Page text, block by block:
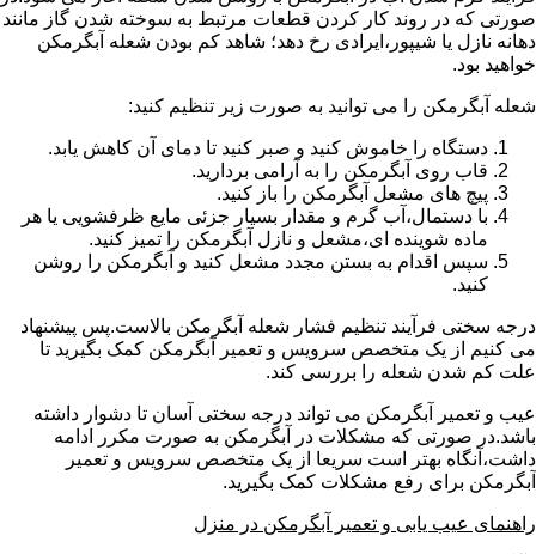
صورتی که در روند کار کردن قطعات مرتبط به سوخته شدن گاز مانند
دهانه نازل یا شیپور،ایرادی رخ دهد؛ شاهد کم بودن شعله آبگرمکن
خواهید بود.
شعله آبگرمکن را می توانید به صورت زیر تنظیم کنید:
دستگاه را خاموش کنید و صبر کنید تا دمای آن کاهش یابد.
قاب روی آبگرمکن را به آرامی بردارید.
پیچ های مشعل آبگرمکن را باز کنید.
با دستمال،آب گرم و مقدار بسیار جزئی مایع ظرفشویی یا هر
ماده شوینده ای،مشعل و نازل آبگرمکن را تمیز کنید.
سپس اقدام به بستن مجدد مشعل کنید و آبگرمکن را روشن
کنید.
درجه سختی فرآیند تنظیم فشار شعله آبگرمکن بالاست.پس پیشنهاد
می کنیم از یک متخصص سرویس و تعمیر آبگرمکن کمک بگیرید تا
علت کم شدن شعله را بررسی کند.
عیب و تعمیر آبگرمکن می تواند درجه سختی آسان تا دشوار داشته
باشد.در صورتی که مشکلات در آبگرمکن به صورت مکرر ادامه
داشت،آنگاه بهتر است سریعا از یک متخصص سرویس و تعمیر
آبگرمکن برای رفع مشکلات کمک بگیرید.
راهنمای عیب یابی و تعمیر آبگرمکن در منزل